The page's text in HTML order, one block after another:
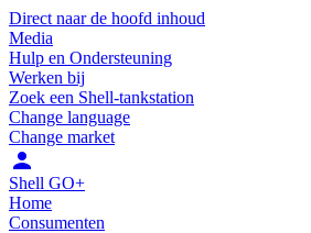
Direct naar de hoofd inhoud
Media
Hulp en Ondersteuning
Werken bij
Zoek een Shell-tankstation
Change language
Change market
Shell GO+
Home
Consumenten